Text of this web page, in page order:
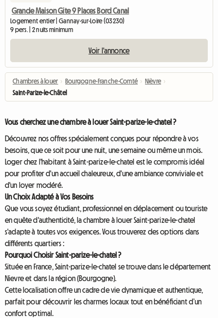
Grande Maison Gite 9 Places Bord Canal
Logement entier | Gannay-sur-Loire (03230)
9 pers. | 2 nuits minimum
Voir l'annonce
Chambres à louer › Bourgogne-Franche-Comté › Nièvre ›
Saint-Parize-le-Châtel
Vous cherchez une chambre à louer Saint-parize-le-chatel ?
Découvrez nos offres spécialement conçues pour répondre à vos
besoins, que ce soit pour une nuit, une semaine ou même un mois.
Loger chez l'habitant à Saint-parize-le-chatel est le compromis idéal
pour profiter d'un accueil chaleureux, d'une ambiance conviviale et
d'un loyer modéré.
Un Choix Adapté à Vos Besoins
Que vous soyez étudiant, professionnel en déplacement ou touriste
en quête d'authenticité, la chambre à louer Saint-parize-le-chatel
s'adapte à toutes vos exigences. Vous trouverez des options dans
différents quartiers :
Pourquoi Choisir Saint-parize-le-chatel ?
Située en France, Saint-parize-le-chatel se trouve dans le département
Nievre et dans la région (Bourgogne).
Cette localisation offre un cadre de vie dynamique et authentique,
parfait pour découvrir les charmes locaux tout en bénéficiant d’un
confort optimal.